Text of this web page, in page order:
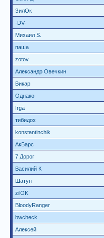
ЗилОк
-DV-
Михаил S.
паша
zotov
Александр Овечкин
Викар
Однако
Irga
тибидох
konstantinchik
АкБарс
7 Дорог
Василий К
Шатун
zilOK
BloodyRanger
bwcheck
Алексей